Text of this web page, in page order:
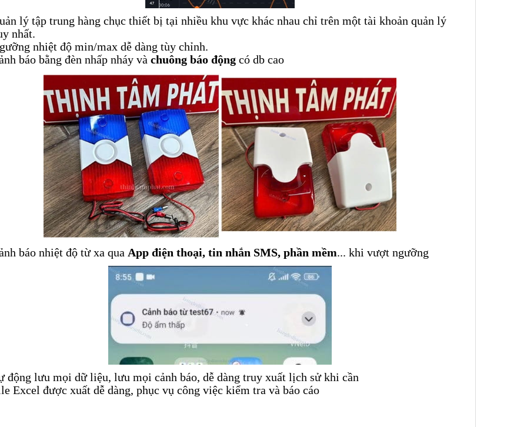
lý tập trung hàng chục thiết bị tại nhiều khu vực khác nhau chỉ trên một tài khoản quản lý
nhất.
nhiệt độ min/max dễ dàng tùy chỉnh.
báo bằng đèn nhấp nháy và chuông báo động có db cao
báo nhiệt độ từ xa qua App điện thoại, tin nhắn SMS, phần mềm... khi vượt ngưỡng
động lưu mọi dữ liệu, lưu mọi cảnh báo, dễ dàng truy xuất lịch sử khi cần
Excel được xuất dễ dàng, phục vụ công việc kiểm tra và báo cáo